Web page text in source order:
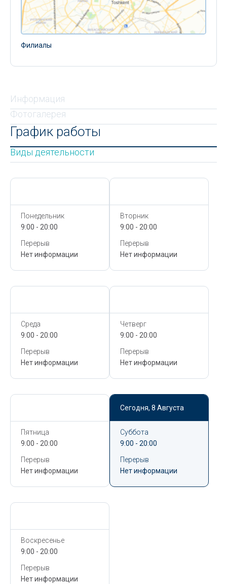
Филиалы
Информация
Фотогалерея
График работы
Виды деятельности
Понедельник
9:00 - 20:00
Перерыв
Нет информации
Вторник
9:00 - 20:00
Перерыв
Нет информации
Среда
9:00 - 20:00
Перерыв
Нет информации
Четверг
9:00 - 20:00
Перерыв
Нет информации
Пятница
9:00 - 20:00
Перерыв
Нет информации
Сегодня, 8 Августа
Суббота
9:00 - 20:00
Перерыв
Нет информации
Воскресенье
9:00 - 20:00
Перерыв
Нет информации